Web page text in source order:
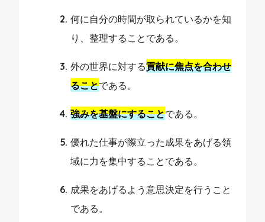
何に自分の時間が取られているかを知
り、整理することである。
外の世界に対する貢献に焦点を合わせ
ることである。
強みを基盤にすることである。
優れた仕事が際立った成果をあげる領
域に力を集中することである。
成果をあげるよう意思決定を行うこと
である。